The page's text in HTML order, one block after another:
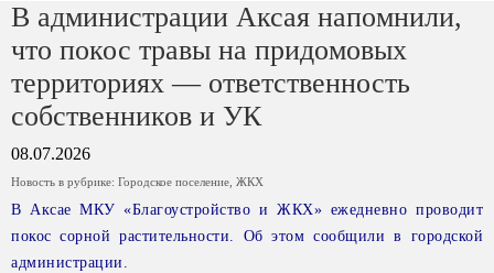
В администрации Аксая напомнили,
что покос травы на придомовых
территориях — ответственность
собственников и УК
08.07.2026
Новость в рубрике: Городское поселение ЖКХ
В Аксае МКУ «Благоустройство и ЖКХ» ежедневно проводит
покос сорной растительности. Об этом сообщили в городской
администрации.